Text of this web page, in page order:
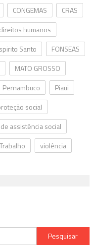
CONGEMAS
CRAS
direitos humanos
Santo
FONSEAS
MATO GROSSO
Pernambuco
Piaui
social
assistência social
Trabalho violência
Pesquisar
por: